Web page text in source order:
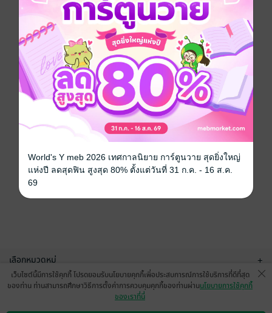
เลือกหมวดหมู่ +
บริการช่วยเหลือ
เว็บไซต์นี้มีการใช้คุกกี้ โปรดยอมรับนโยบายคุกกี้เพื่อประสบการณ์การใช้บริการที่ดีที่สุด
ของท่าน ท่านสามารถศึกษาวิธีการตั้งค่าการควบคุมคุกกี้ของท่านผ่านนโยบายการใช้คุกกี้
ของเราที่นี่
World's Y meb 2026 เทศกาลนิยาย การ์ตูนวาย สุดยิ่งใหญ่
แห่งปี ลดสุดฟิน สูงสุด 80% ตั้งแต่วันที่ 31 ก.ค. - 16 ส.ค.
69